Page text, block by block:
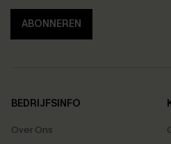
ABONNEREN
BEDRIJFSINFO
Over Ons